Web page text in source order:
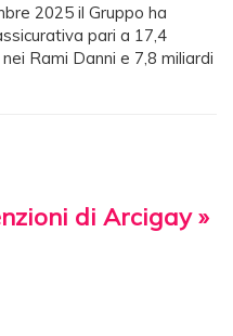
2025 il Gruppo ha
pari a 17,4
Rami Danni e 7,8 miliardi
di Arcigay »